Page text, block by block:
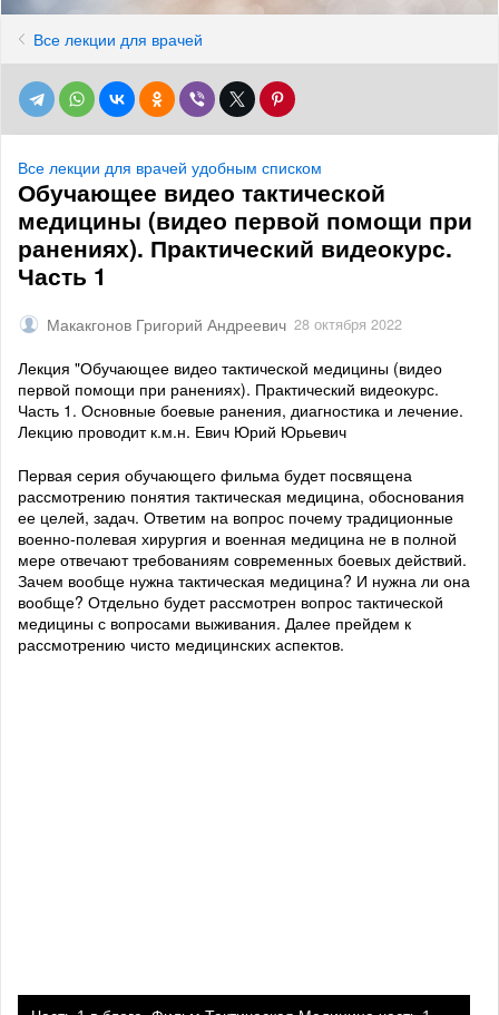
Все лекции для врачей
Все лекции для врачей удобным списком
Обучающее видео тактической
медицины (видео первой помощи при
ранениях). Практический видеокурс.
Часть 1
Макакгонов Григорий Андреевич 28 октября 2022
Лекция "Обучающее видео тактической медицины (видео
первой помощи при ранениях). Практический видеокурс.
Часть 1. Основные боевые ранения, диагностика и лечение.
Лекцию проводит к.м.н. Евич Юрий Юрьевич
Первая серия обучающего фильма будет посвящена
рассмотрению понятия тактическая медицина, обоснования
ее целей, задач. Ответим на вопрос почему традиционные
военно-полевая хирургия и военная медицина не в полной
мере отвечают требованиям современных боевых действий.
Зачем вообще нужна тактическая медицина? И нужна ли она
вообще? Отдельно будет рассмотрен вопрос тактической
медицины с вопросами выживания. Далее прейдем к
рассмотрению чисто медицинских аспектов.